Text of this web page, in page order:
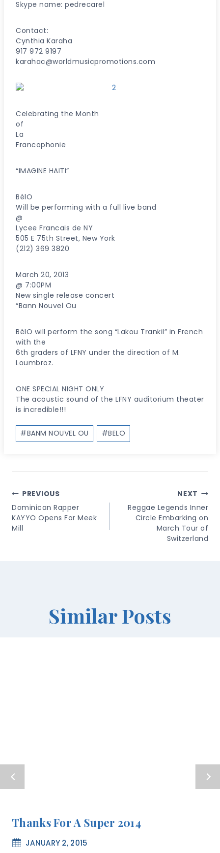
Skype name: pedrecarel
Contact:
Cynthia Karaha
917 972 9197
karahac@worldmusicpromotions.com
Celebrating the Month
of
La
Francophonie
“IMAGINE HAITI”
BélO
Will be performing with a full live band
@
Lycee Francais de NY
505 E 75th Street, New York
(212) 369 3820
March 20, 2013
@ 7:00PM
New single release concert
“Bann Nouvel Ou
BélO will perform the song “Lakou Trankil” in French
with the
6th graders of LFNY under the direction of M.
Loumbroz.
ONE SPECIAL NIGHT ONLY
The acoustic sound of the LFNY auditorium theater
is incredible!!!
Post
Tags:
#BANM NOUVEL OU #BELO
Post
Navigation
PREVIOUS
Dominican Rapper
KAYYO Opens For Meek
Mill
NEXT
Reggae Legends Inner
Circle Embarking on
March Tour of
Switzerland
Similar Posts
Thanks For A Super 2014
JANUARY 2, 2015